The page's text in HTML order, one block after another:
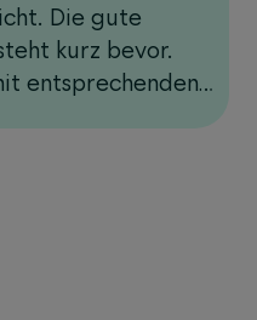
Die gute
kurz bevor.
entsprechenden